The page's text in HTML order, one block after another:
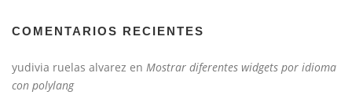
COMENTARIOS RECIENTES
yudivia ruelas alvarez en Mostrar diferentes widgets por idioma
con polylang